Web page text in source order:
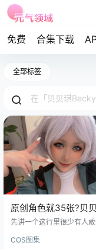
免费 合集下载
全部标签
原创角色就35张?贝
Becky这套塞西莉亚肉
先讲一个这行里很少有人
在cos圈子里是个公开的秘
COS图集